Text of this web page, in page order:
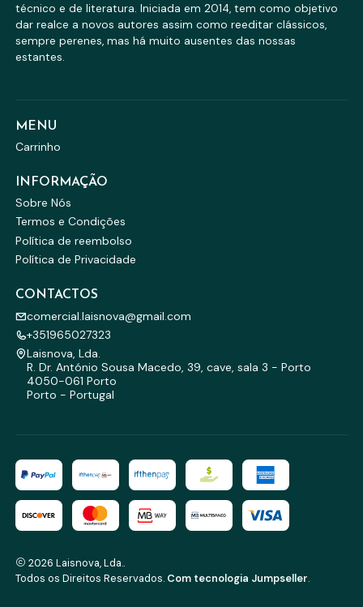
técnico e de literatura. Iniciada em 2014, tem como objetivo
dar realce a novos autores assim como reeditar clássicos,
sempre perenes, mas há muito ausentes das nossas
estantes.
MENU
Carrinho
INFORMAÇÃO
Sobre Nós
Termos e Condições
Política de reembolso
Política de Privacidade
CONTACTOS
comercial.laisnova@gmail.com
+351965027323
Laisnova, Lda.
R. Dr. António Sousa Macedo, 39, cave, sala 3 - Porto
4050-061 Porto
Porto - Portugal
2026 Laisnova, Lda..
Todos os Direitos Reservados. Com tecnologia Jumpseller.